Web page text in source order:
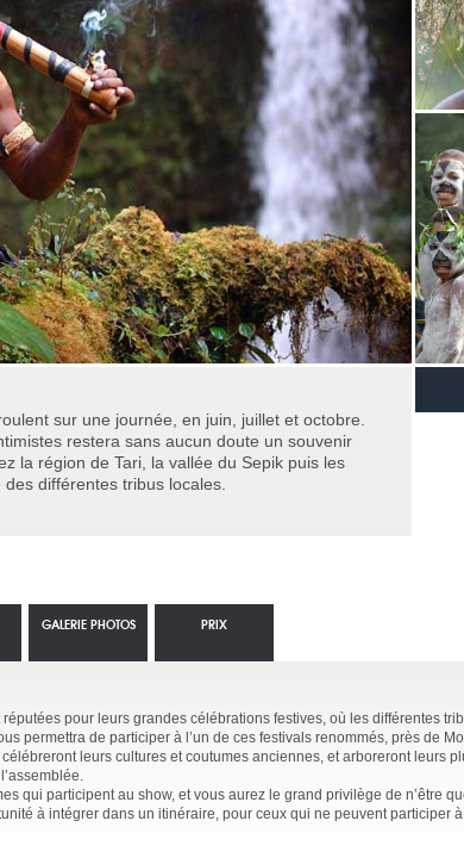
sur une journée, en juin, juillet et octobre.
restera sans aucun doute un souvenir
la région de Tari, la vallée du Sepik puis les
différentes tribus locales.
pour leurs grandes célébrations festives, où les différentes
permettra de participer à l’un de ces festivals renommés, près de
leurs cultures et coutumes anciennes, et arboreront leurs
qui participent au show, et vous aurez le grand privilège de n’être
à intégrer dans un itinéraire, pour ceux qui ne peuvent participer
GALERIE PHOTOS PRIX